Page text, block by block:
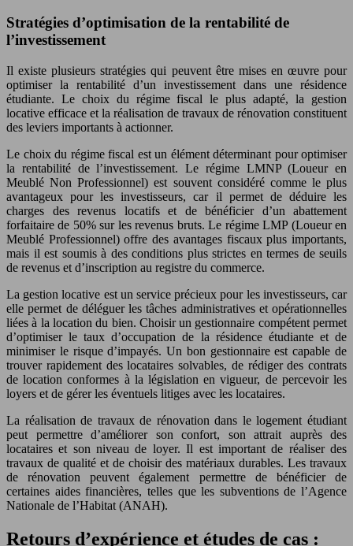
Stratégies d’optimisation de la rentabilité de
l’investissement
Il existe plusieurs stratégies qui peuvent être mises en œuvre pour
optimiser la rentabilité d’un investissement dans une résidence
étudiante. Le choix du régime fiscal le plus adapté, la gestion
locative efficace et la réalisation de travaux de rénovation constituent
des leviers importants à actionner.
Le choix du régime fiscal est un élément déterminant pour optimiser
la rentabilité de l’investissement. Le régime LMNP (Loueur en
Meublé Non Professionnel) est souvent considéré comme le plus
avantageux pour les investisseurs, car il permet de déduire les
charges des revenus locatifs et de bénéficier d’un abattement
forfaitaire de 50%sur les revenus bruts. Le régime LMP (Loueur en
Meublé Professionnel) offre des avantages fiscaux plus importants,
mais il est soumis à des conditions plus strictes en termes de seuils
de revenus et d’inscription au registre du commerce.
La gestion locative est un service précieux pour les investisseurs, car
elle permet de déléguer les tâches administratives et opérationnelles
liées à la location du bien. Choisir un gestionnaire compétent permet
d’optimiser le taux d’occupation de la résidence étudiante et de
minimiser le risque d’impayés. Un bon gestionnaire est capable de
trouver rapidement des locataires solvables, de rédiger des contrats
de location conformes à la législation en vigueur, de percevoir les
loyers et de gérer les éventuels litiges avec les locataires.
La réalisation de travaux de rénovation dans le logement étudiant
peut permettre d’améliorer son confort, son attrait auprès des
locataires et son niveau de loyer. Il est important de réaliser des
travaux de qualité et de choisir des matériaux durables. Les travaux
de rénovation peuvent également permettre de bénéficier de
certaines aides financières, telles que les subventions de l’Agence
Nationale de l’Habitat (ANAH).
Retours d’expérience et études de cas :